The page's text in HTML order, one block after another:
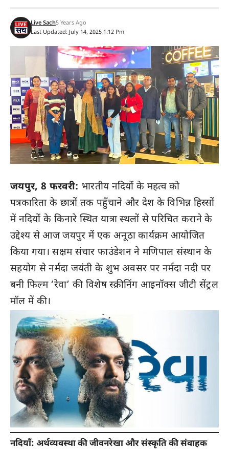
Last Updated: July 14, 2025 1:12 Pm
Live Sach5 Years Ago
जयपुर, 8 फरवरी: भारतीय नदियों के महत्व को
पत्रकारिता के छात्रों तक पहुँचाने और देश के विभिन्न हिस्सों
में नदियों के किनारे स्थित यात्रा स्थलों से परिचित कराने के
उद्देश्य से आज जयपुर में एक अनूठा कार्यक्रम आयोजित
किया गया। सक्षम संचार फाउंडेशन ने मणिपाल संस्थान के
सहयोग से नर्मदा जयंती के शुभ अवसर पर नर्मदा नदी पर
बनी फिल्म ‘रेवा’ की विशेष स्क्रीनिंग आइनॉक्स जीटी सेंट्रल
मॉल में की।
नदियाँ: अर्थव्यवस्था की जीवनरेखा और संस्कृति की संवाहक